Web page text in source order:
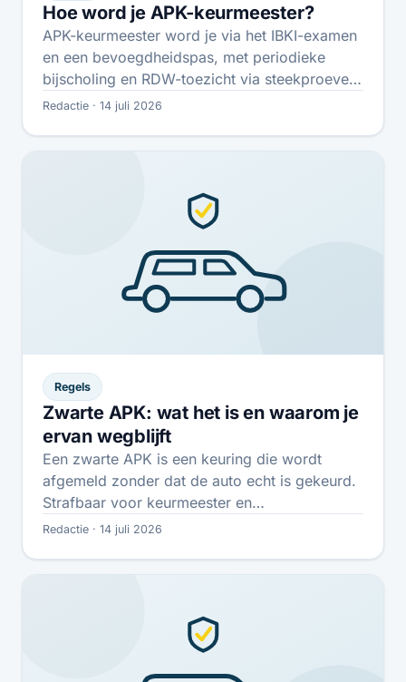
Hoe word je APK-keurmeester?
APK-keurmeester word je via het IBKI-examen
en een bevoegdheidspas, met periodieke
bijscholing en RDW-toezicht via steekproeven.
Zo ziet de route…
Redactie · 14 juli 2026
Regels
Zwarte APK: wat het is en waarom je
ervan wegblijft
Een zwarte APK is een keuring die wordt
afgemeld zonder dat de auto echt is gekeurd.
Strafbaar voor keurmeester en…
Redactie · 14 juli 2026